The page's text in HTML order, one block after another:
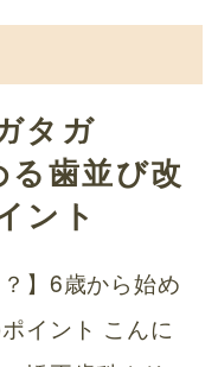
タガ
歯並び改
ント
】6歳から始め
イント こんに